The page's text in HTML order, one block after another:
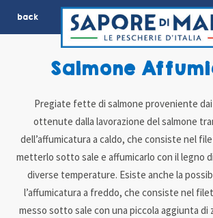
back
Salmone
Pregiate fette di salmone proveniente
ottenute dalla lavorazione del salmone
dell’affumicatura a caldo, che consiste nel
metterlo sotto sale e affumicarlo con il legno
diverse temperature. Esiste anche la
l’affumicatura a freddo, che consiste nel
messo sotto sale con una piccola aggiunta di